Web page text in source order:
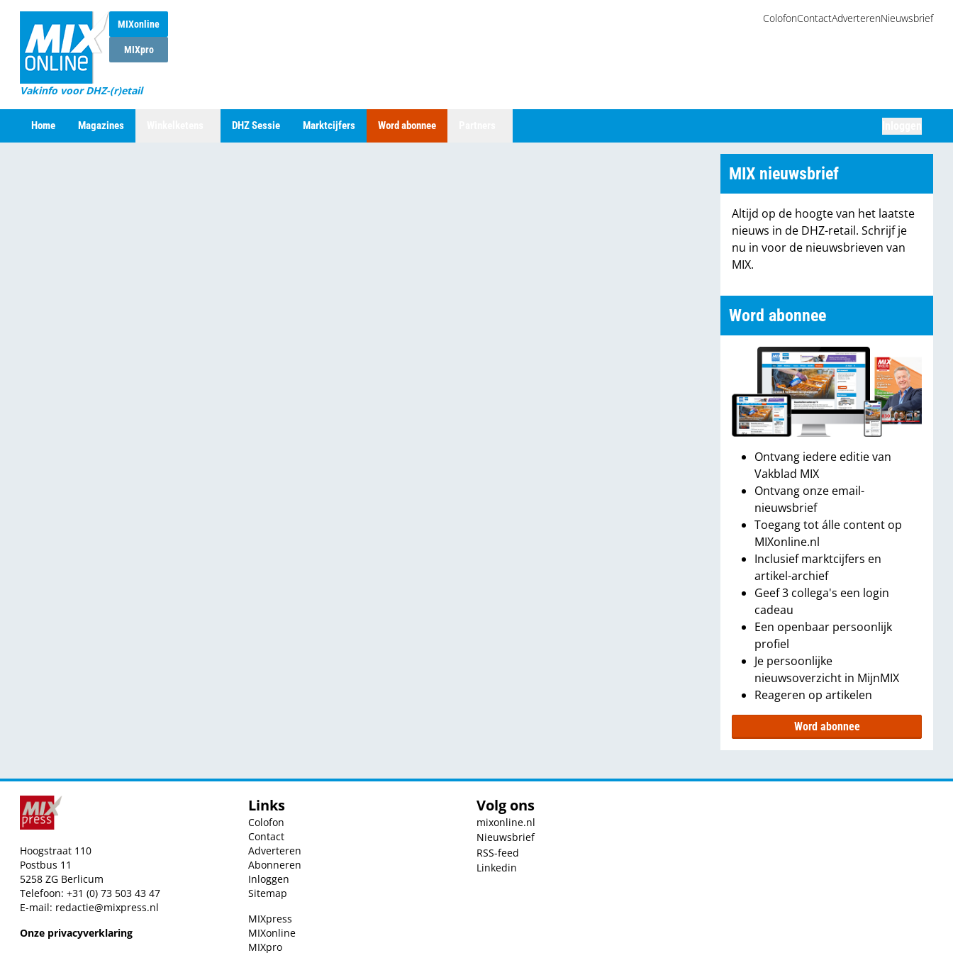
MIXonline
MIXpro
Vakinfo voor DHZ-(r)etail
ColofonContactAdverterenNieuwsbrief
Home Magazines DHZ Sessie Marktcijfers Word abonnee
MIX nieuwsbrief
Altijd op de hoogte van het laatste
nieuws in de DHZ-retail. Schrijf je
nu in voor de nieuwsbrieven van
MIX.
Word abonnee
Ontvang iedere editie van
Vakblad MIX
Ontvang onze email-
nieuwsbrief
Toegang tot álle content op
MIXonline.nl
Inclusief marktcijfers en
artikel-archief
Geef 3 collega's een login
cadeau
Een openbaar persoonlijk
profiel
Je persoonlijke
nieuwsoverzicht in MijnMIX
Reageren op artikelen
Word abonnee
Hoogstraat 110
Postbus 11
5258 ZG Berlicum
Telefoon: +31 (0) 73 503 43 47
E-mail: redactie@mixpress.nl
Onze privacyverklaring
Links
Colofon
Contact
Adverteren
Abonneren
Inloggen
Sitemap
MIXpress
MIXonline
MIXpro
Volg ons
mixonline.nl
Nieuwsbrief
RSS-feed
Linkedin